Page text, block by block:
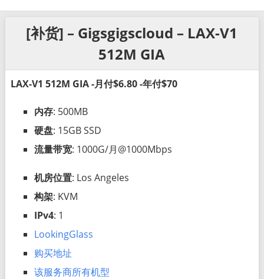
[补货] – Gigsgigscloud – LAX-V1
512M GIA
LAX-V1 512M GIA -月付$6.80 -年付$70
内存: 500MB
硬盘: 15GB SSD
流量带宽: 1000G/月@1000Mbps
机房位置: Los Angeles
构架: KVM
IPv4: 1
LookingGlass
购买地址
该服务商所有机型